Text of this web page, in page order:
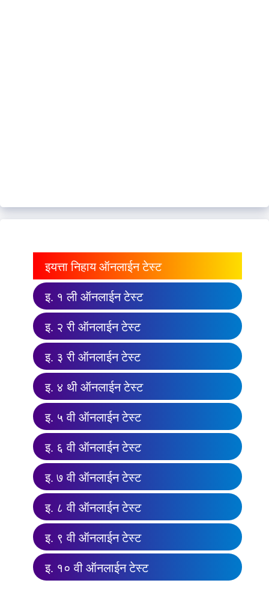
इयत्ता निहाय ऑनलाईन टेस्ट
इ. १ ली ऑनलाईन टेस्ट
इ. २ री ऑनलाईन टेस्ट
इ. ३ री ऑनलाईन टेस्ट
इ. ४ थी ऑनलाईन टेस्ट
इ. ५ वी ऑनलाईन टेस्ट
इ. ६ वी ऑनलाईन टेस्ट
इ. ७ वी ऑनलाईन टेस्ट
इ. ८ वी ऑनलाईन टेस्ट
इ. ९ वी ऑनलाईन टेस्ट
इ. १० वी ऑनलाईन टेस्ट